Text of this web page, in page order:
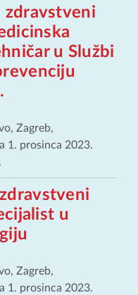
zdravstveni
u Službi
Zagreb,
1. prosinca 2023.
u
Zagreb,
1. prosinca 2023.